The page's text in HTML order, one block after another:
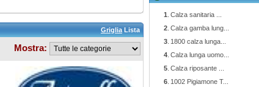
Griglia Lista
Mostra:
1 Calza sanitaria ...
2 Calza gamba lung...
3 1800 calza lunga...
4 Calza lunga uomo...
5 Calza riposante ...
6 1002 Pigiamone T...